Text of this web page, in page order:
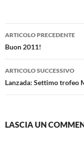
o
o
k
A
p
Navigazione
articolo
ARTICOLO PRECEDENTE
Buon 2011!
ARTICOLO SUCCESSIVO
Lanzada: Settimo trofeo
LASCIA UN